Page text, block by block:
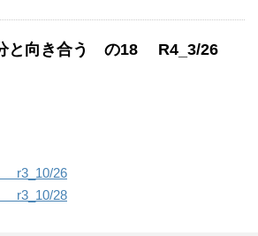
と向き合う の18 R4_3/26
r3_10/26
r3_10/28